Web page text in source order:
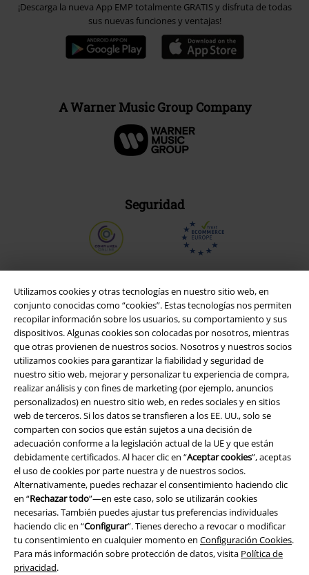
Utilizamos cookies y otras tecnologías en nuestro sitio web, en
conjunto conocidas como “cookies”. Estas tecnologías nos permiten
recopilar información sobre los usuarios, su comportamiento y sus
dispositivos. Algunas cookies son colocadas por nosotros, mientras
que otras provienen de nuestros socios. Nosotros y nuestros socios
utilizamos cookies para garantizar la fiabilidad y seguridad de
nuestro sitio web, mejorar y personalizar tu experiencia de compra,
realizar análisis y con fines de marketing (por ejemplo, anuncios
personalizados) en nuestro sitio web, en redes sociales y en sitios
web de terceros. Si los datos se transfieren a los EE. UU., solo se
comparten con socios que están sujetos a una decisión de
adecuación conforme a la legislación actual de la UE y que están
debidamente certificados. Al hacer clic en “Aceptar cookies”, aceptas
el uso de cookies por parte nuestra y de nuestros socios.
Alternativamente, puedes rechazar el consentimiento haciendo clic
en “Rechazar todo”—en este caso, solo se utilizarán cookies
necesarias. También puedes ajustar tus preferencias individuales
haciendo clic en “Configurar”. Tienes derecho a revocar o modificar
tu consentimiento en cualquier momento en Configuración Cookies.
Para más información sobre protección de datos, visita Política de
privacidad.
¡Descarga la nueva App EMP totalmente GRATIS y disfruta de todas
sus nuevas funciones y ventajas!
A Warner Music Group Company
Seguridad
Legal
Términos y Condiciones
Aviso Legal
Ley protección de datos
Eliminación de residuos y protección del medioambiente
Declaración de Conformidad